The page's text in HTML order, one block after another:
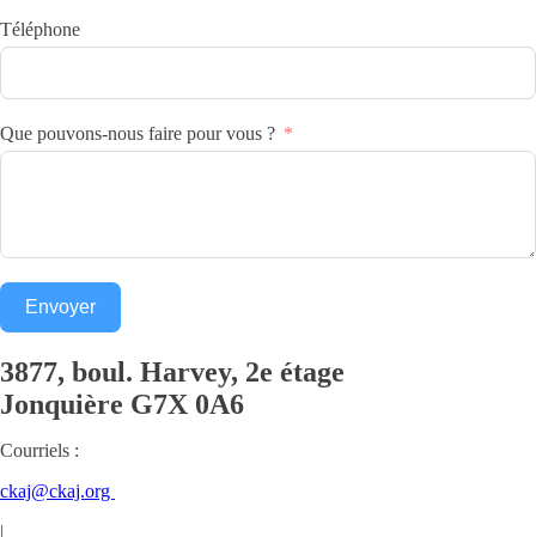
Téléphone
Que pouvons-nous faire pour vous ?
Envoyer
3877, boul. Harvey, 2e étage
Jonquière G7X 0A6
Courriels :
ckaj@ckaj.org
|